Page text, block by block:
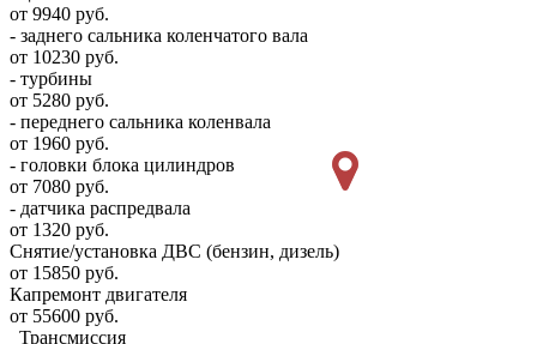
от 9940 руб.
- заднего сальника коленчатого вала
от 10230 руб.
- турбины
от 5280 руб.
- переднего сальника коленвала
от 1960 руб.
- головки блока цилиндров
от 7080 руб.
- датчика распредвала
от 1320 руб.
Снятие/установка ДВС (бензин, дизель)
от 15850 руб.
Капремонт двигателя
от 55600 руб.
Трансмиссия